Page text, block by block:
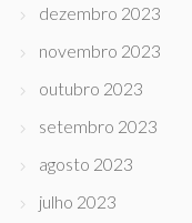
dezembro 2023
novembro 2023
outubro 2023
setembro 2023
agosto 2023
julho 2023